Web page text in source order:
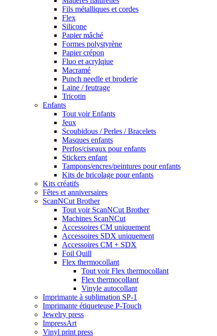
Fils métalliques et cordes
Flex
Silicone
Papier mâché
Formes polystyrène
Papier crépon
Fluo et acrylqiue
Macramé
Punch needle et broderie
Laine / feutrage
Tricotin
Enfants
Tout voir Enfants
Jeux
Scoubidous / Perles / Bracelets
Masques enfants
Perfos/ciseaux pour enfants
Stickers enfant
Tampons/encres/peintures pour enfants
Kits de bricolage pour enfants
Kits créatifs
Fêtes et anniversaires
ScanNCut Brother
Tout voir ScanNCut Brother
Machines ScanNCut
Accessoires CM uniquement
Accessoires SDX uniquement
Accessoires CM + SDX
Foil Quill
Flex thermocollant
Tout voir Flex thermocollant
Flex thermocollant
Vinyle autocollant
Imprimante à sublimation SP-1
Imprimante étiqueteuse P-Touch
Jewelry press
ImpressArt
Vinyl print press